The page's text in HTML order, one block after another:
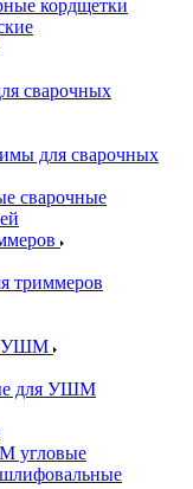
кордщетки
сварочных
для сварочных
сварочные
триммеров
УШМ
для УШМ
угловые